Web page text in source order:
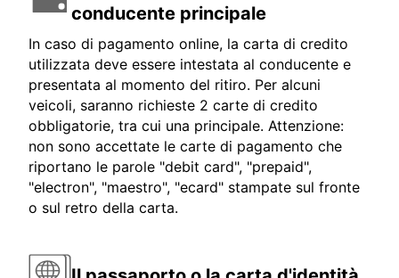
conducente principale
In caso di pagamento online, la carta di credito
utilizzata deve essere intestata al conducente e
presentata al momento del ritiro. Per alcuni
veicoli, saranno richieste 2 carte di credito
obbligatorie, tra cui una principale. Attenzione:
non sono accettate le carte di pagamento che
riportano le parole "debit card", "prepaid",
"electron", "maestro", "ecard" stampate sul fronte
o sul retro della carta.